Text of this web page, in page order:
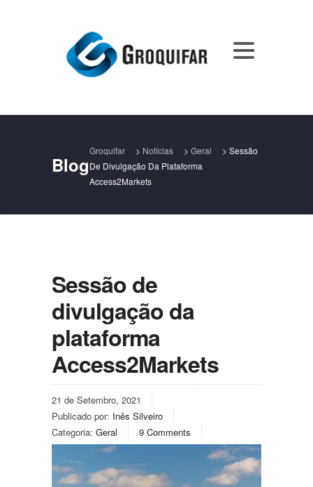
Blog
Groquifar > Notícias > Geral > Sessão
De Divulgação Da Plataforma
Access2Markets
Sessão de
divulgação da
plataforma
Access2Markets
21 de Setembro, 2021
Publicado por: Inês Silveiro
Categoria: Geral 9 Comments